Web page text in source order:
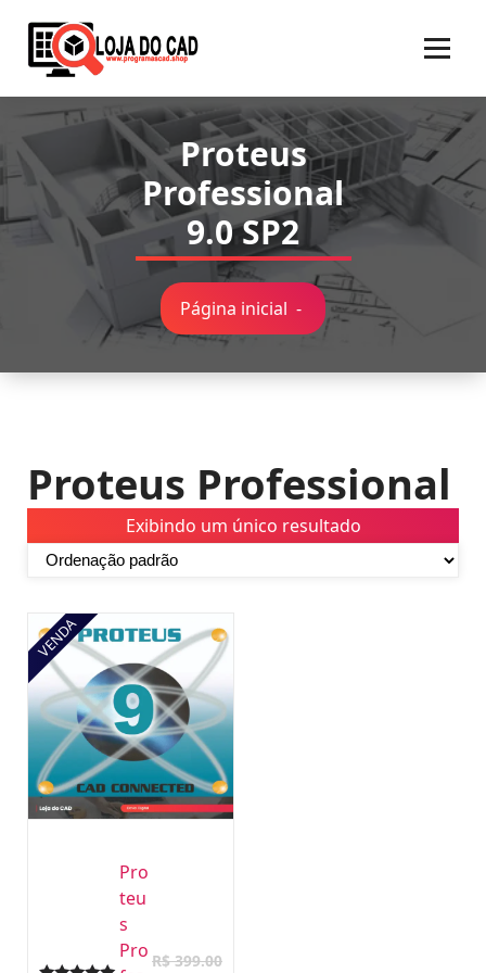
para
Proteus
Professional
9.0 SP2
Página inicial -
Proteus Professional
Exibindo um único resultado
VENDA
Pro
Teu
S
Pro R$399.00